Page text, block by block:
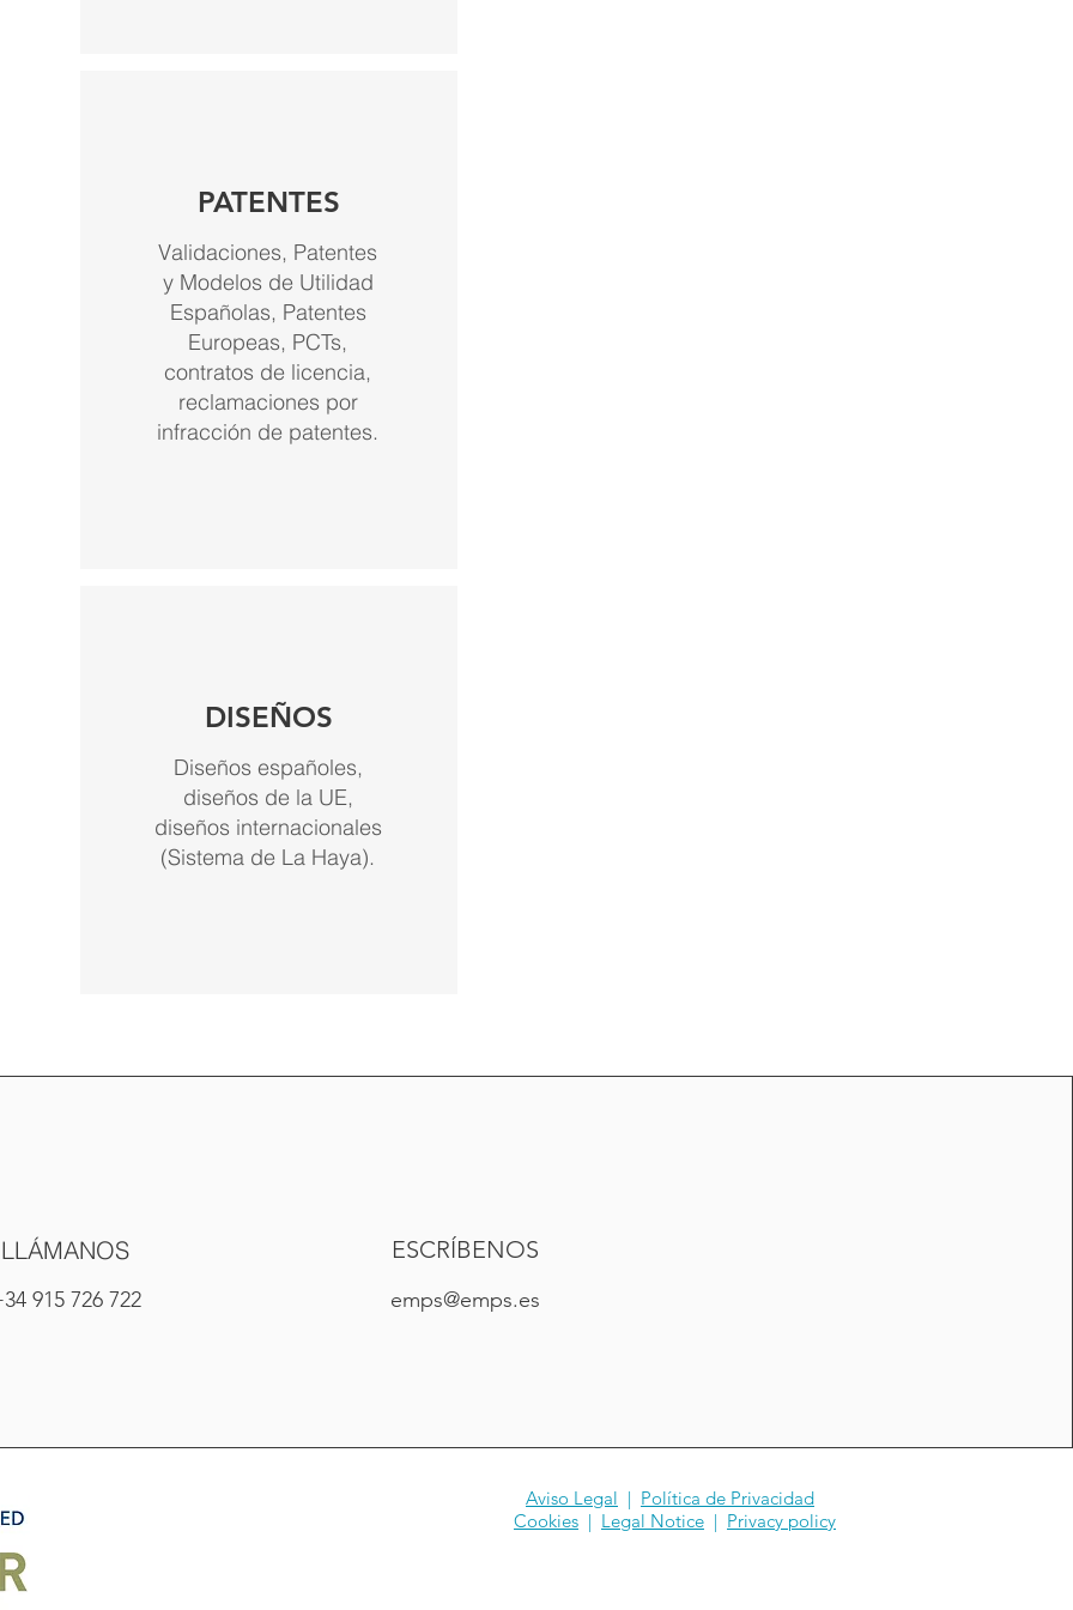
PATENTES
Validaciones, Patentes
y Modelos de Utilidad
Españolas, Patentes
Europeas, PCTs,
contratos de licencia,
reclamaciones por
infracción de patentes.
DISEÑOS
Diseños españoles,
diseños de la UE,
diseños internacionales
(Sistema de La Haya).
LLÁMANOS
915 726 722
ESCRÍBENOS
emps@emps.es
Aviso Legal | Política de Privacidad
Cookies | Legal Notice | Privacy policy